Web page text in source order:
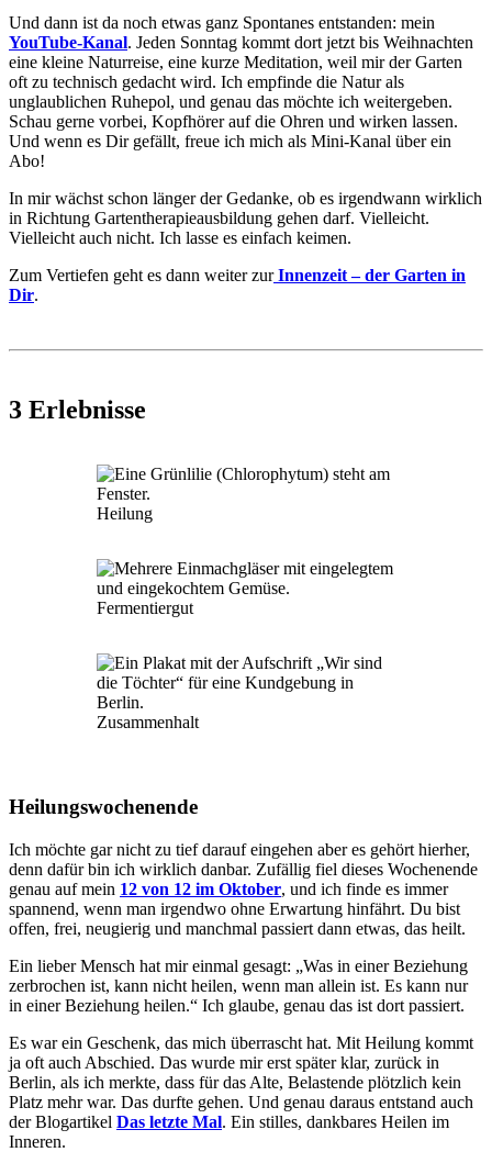
Und dann ist da noch etwas ganz Spontanes entstanden: mein
YouTube-Kanal. Jeden Sonntag kommt dort jetzt bis Weihnachten
eine kleine Naturreise, eine kurze Meditation, weil mir der Garten
oft zu technisch gedacht wird. Ich empfinde die Natur als
unglaublichen Ruhepol, und genau das möchte ich weitergeben.
Schau gerne vorbei, Kopfhörer auf die Ohren und wirken lassen.
Und wenn es Dir gefällt, freue ich mich als Mini-Kanal über ein
Abo!
In mir wächst schon länger der Gedanke, ob es irgendwann wirklich
in Richtung Gartentherapieausbildung gehen darf. Vielleicht.
Vielleicht auch nicht. Ich lasse es einfach keimen.
Zum Vertiefen geht es dann weiter zurInnenzeit – der Garten in
Dir.
3 Erlebnisse
Heilung
Fermentiergut
Zusammenhalt
Heilungswochenende
Ich möchte gar nicht zu tief darauf eingehen aber es gehört hierher,
denn dafür bin ich wirklich danbar. Zufällig fiel dieses Wochenende
genau auf mein 12 von 12 im Oktober, und ich finde es immer
spannend, wenn man irgendwo ohne Erwartung hinfährt. Du bist
offen, frei, neugierig und manchmal passiert dann etwas, das heilt.
Ein lieber Mensch hat mir einmal gesagt: „Was in einer Beziehung
zerbrochen ist, kann nicht heilen, wenn man allein ist. Es kann nur
in einer Beziehung heilen.“ Ich glaube, genau das ist dort passiert.
Es war ein Geschenk, das mich überrascht hat. Mit Heilung kommt
ja oft auch Abschied. Das wurde mir erst später klar, zurück in
Berlin, als ich merkte, dass für das Alte, Belastende plötzlich kein
Platz mehr war. Das durfte gehen. Und genau daraus entstand auch
der Blogartikel Das letzte Mal. Ein stilles, dankbares Heilen im
Inneren.